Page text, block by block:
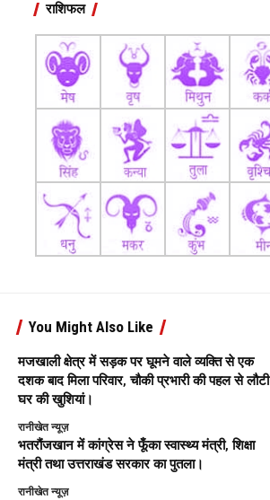
राशिफल
You Might Also Like
मजखाली क्षेत्र में सड़क पर घूमने वाले व्यक्ति से एक
दशक बाद मिला परिवार, चौकी प्रभारी की पहल से लौटी
घर की खुशियां।
रानीखेत न्यूज़
भतरौंजखान में कांग्रेस ने फूँका स्वास्थ्य मंत्री, शिक्षा
मंत्री तथा उत्तराखंड सरकार का पुतला।
रानीखेत न्यूज़